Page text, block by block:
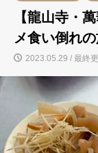
【龍山寺・
メ食い倒れ
2023.05.29 / 最終